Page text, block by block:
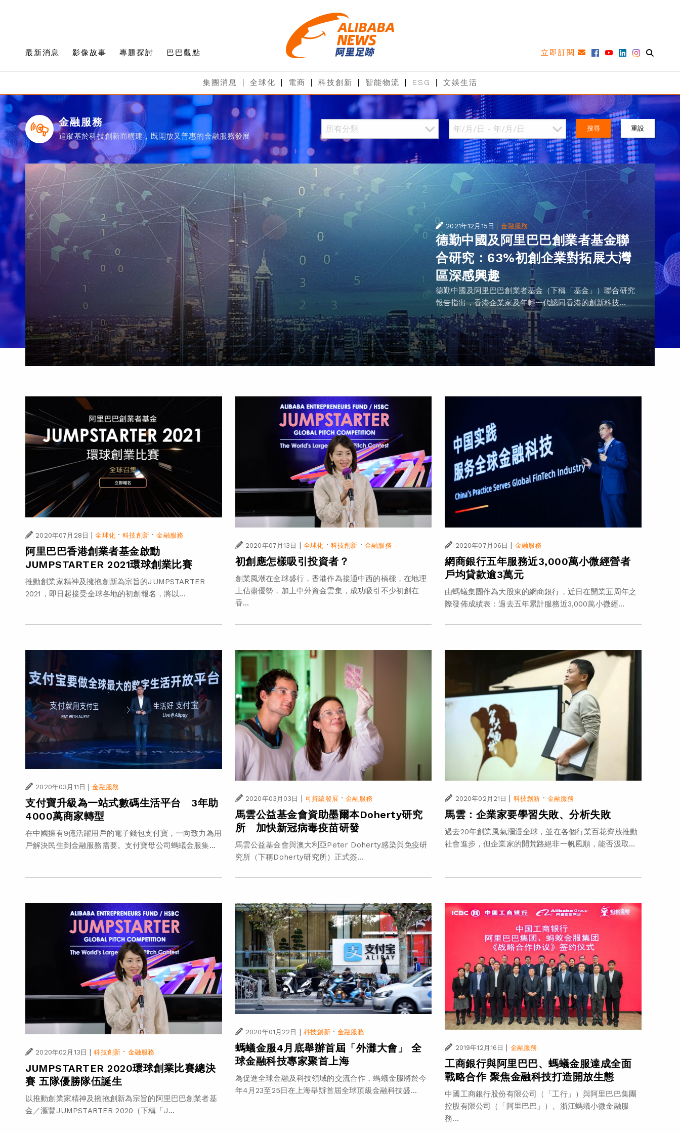
最新消息 影像故事 專題探討 巴巴觀點 立即訂閱
集團消息 全球化 電商 科技創新 智能物流 ESG 文娛生活
金融服務
追蹤基於科技創新而構建，既開放又普惠的金融服務發展
搜尋 重設
2021年12月15日 |金融服務
德勤中國及阿里巴巴創業者基金聯
合研究：63%初創企業對拓展大灣
區深感興趣
德勤中國及阿里巴巴創業者基金（下稱「基金」）聯合研究
報告指出，香港企業家及年輕一代認同香港的創新科技...
2020年07月28日 | 全球化·科技創新·金融服務
阿里巴巴香港創業者基金啟動
JUMPSTARTER 2021環球創業比賽
推動創業家精神及擁抱創新為宗旨的JUMPSTARTER
2021，即日起接受全球各地的初創報名，將以...
2020年07月13日 | 全球化 · 科技創新 ·金融服務
初創應怎樣吸引投資者？
創業風潮在全球盛行，香港作為接通中西的橋樑，在地理
上佔盡優勢，加上中外資金雲集，成功吸引不少初創在
香...
2020年07月06日 | 金融服務
網商銀行五年服務近3,000萬小微經營者
戶均貸款逾3萬元
由螞蟻集團作為大股東的網商銀行，近日在開業五周年之
際發佈成績表：過去五年累計服務近3,000萬小微經...
2020年03月11日 | 金融服務
支付寶升級為一站式數碼生活平台 3年助
4000萬商家轉型
在中國擁有9億活躍用戶的電子錢包支付寶，一向致力為用
戶解決民生到金融服務需要。支付寶母公司螞蟻金服集...
2020年03月03日 可持續發展 ·金融服務
馬雲公益基金會資助墨爾本Doherty研究
所 加快新冠病毒疫苗研發
馬雲公益基金會與澳大利亞Peter Doherty感染與免疫研
究所（下稱Doherty研究所）正式簽...
2020年02月21日 科技創新 · 金融服務
馬雲：企業家要學習失敗、分析失敗
過去20年創業風氣瀰漫全球，並在各個行業百花齊放推動
社會進步，但企業家的開荒路絕非一帆風順，能否汲取...
2020年02月13日 | 科技創新 · 金融服務
JUMPSTARTER 2020環球創業比賽總決
賽 五隊優勝隊伍誕生
以推動創業家精神及擁抱創新為宗旨的阿里巴巴創業者基
金／滙豐JUMPSTARTER 2020（下稱「J...
2020年01月22日 | 科技創新·金融服務
螞蟻金服4月底舉辦首屆「外灘大會」 全
球金融科技專家聚首上海
為促進全球金融及科技領域的交流合作，螞蟻金服將於今
年4月23至25日在上海舉辦首屆全球頂級金融科技盛...
2019年12月16日 金融服務
工商銀行與阿里巴巴、螞蟻金服達成全面
戰略合作 聚焦金融科技打造開放生態
中國工商銀行股份有限公司（「工行」）與阿里巴巴集團
控股有限公司（「阿里巴巴」）、浙江螞蟻小微金融服
務...